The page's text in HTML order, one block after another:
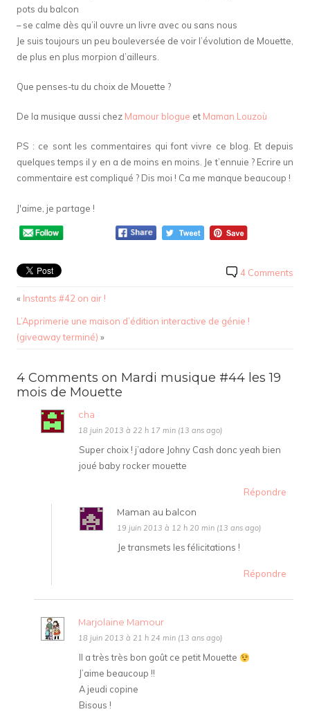
pots du balcon
– se calme dès qu’il ouvre un livre avec ou sans nous
Je suis toujours un peu bouleversée de voir l’évolution de Mouette,
de plus en plus morpion d’ailleurs.
Que penses-tu du choix de Mouette ?
De la musique aussi chez Mamour blogue et Maman Louzoù
PS : ce sont les commentaires qui font vivre ce blog. Et depuis
quelques temps il y en a de moins en moins. Je t’ennuie ? Ecrire un
commentaire est compliqué ? Dis moi ! Ca me manque beaucoup !
J'aime, je partage !
4 Comments
« Instants #42 on air !
L’Apprimerie une maison d’édition interactive de génie !
(giveaway terminé) »
4 Comments on Mardi musique #44 les 19
mois de Mouette
cha
18 juin 2013 à 22 h 17 min (13 ans ago)
Super choix ! j’adore Johny Cash donc yeah bien
joué baby rocker mouette
Répondre
Maman au balcon
19 juin 2013 à 12 h 20 min (13 ans ago)
Je transmets les félicitations !
Répondre
Marjolaine Mamour
18 juin 2013 à 21 h 24 min (13 ans ago)
Il a très très bon goût ce petit Mouette
J’aime beaucoup !!
A jeudi copine
Bisous !